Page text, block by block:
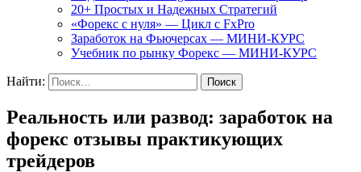
20+ Простых и Надежных Стратегий
«Форекс с нуля» — Цикл с FxPro
Заработок на Фьючерсах — МИНИ-КУРС
Учебник по рынку Форекс — МИНИ-КУРС
Найти:
Реальность или развод: заработок на
форекс отзывы практикующих
трейдеров